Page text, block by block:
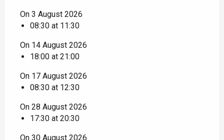
On 3 August 2026
08:30 at 11:30
On 14 August 2026
18:00 at 21:00
On 17 August 2026
08:30 at 12:30
On 28 August 2026
17:30 at 20:30
On 30 August 2026